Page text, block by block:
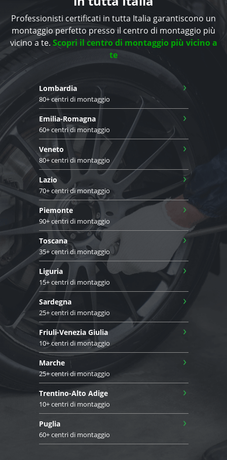
Professionisti certificati in tutta Italia garantiscono un
montaggio perfetto presso il centro di montaggio più
vicino a te. Scopri il centro di montaggio più vicino a
te
Lombardia
80+ centri di montaggio
›
Emilia-Romagna
60+ centri di montaggio
›
Veneto
80+ centri di montaggio
›
Lazio
70+ centri di montaggio
›
Piemonte
90+ centri di montaggio
›
Toscana
35+ centri di montaggio
›
Liguria
15+ centri di montaggio
›
Sardegna
25+ centri di montaggio
›
Friuli-Venezia Giulia
10+ centri di montaggio
›
Marche
25+ centri di montaggio
›
Trentino-Alto Adige
10+ centri di montaggio
›
Puglia
60+ centri di montaggio
›